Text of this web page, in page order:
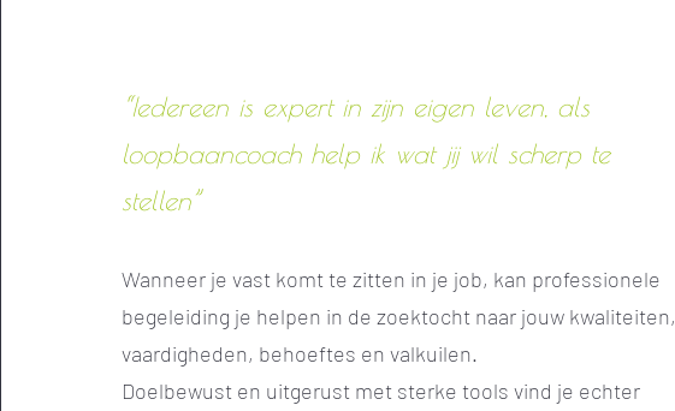
“Iedereen is expert in zijn eigen leven, als
loopbaancoach help ik wat jij wil scherp te
stellen”
Wanneer je vast komt te zitten in je job, kan professionele
begeleiding je helpen in de zoektocht naar jouw kwaliteiten,
vaardigheden, behoeftes en valkuilen.
Doelbewust en uitgerust met sterke tools vind je echter